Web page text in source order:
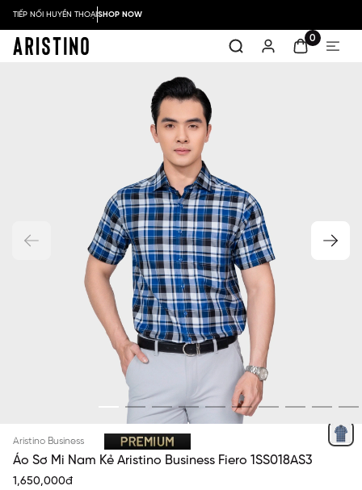
TIẾP NỐI HUYỀN THOẠISHOP NOW
0
Aristino Business
Áo Sơ Mi Nam Kẻ Aristino Business Fiero 1SS018AS3
1,650,000đ